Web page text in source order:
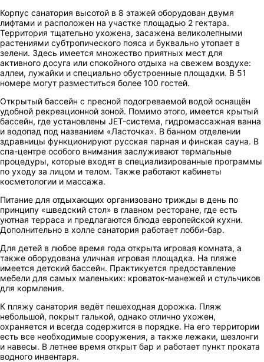
Корпус санатория высотой в 8 этажей оборудован двумя
лифтами и расположен на участке площадью 2 гектара.
Территория тщательно ухожена, засажена великолепными
растениями субтропического пояса и буквально утопает в
зелени. Здесь имеется множество приятных мест для
активного досуга или спокойного отдыха на свежем воздухе:
аллеи, лужайки и специально обустроенные площадки. В 51
номере могут разместиться более 100 гостей.
Открытый бассейн с пресной подогреваемой водой оснащён
удобной рекреационной зоной. Помимо этого, имеется крытый
бассейн, где установлены JET-система, гидромассажная ванна
и водопад под названием «Ласточка». В банном отделении
здравницы функционируют русская парная и финская сауна. В
спа-центре особого внимания заслуживают термальные
процедуры, которые входят в специализированные программы
по уходу за лицом и телом. Также работают кабинеты
косметологии и массажа.
Питание для отдыхающих организовано трижды в день по
принципу «шведский стол» в главном ресторане, где есть
уютная терраса и предлагаются блюда европейской кухни.
Дополнительно в холле санатория работает лобби-бар.
Для детей в любое время года открыта игровая комната, а
также оборудована уличная игровая площадка. На пляже
имеется детский бассейн. Практикуется предоставление
мебели для самых маленьких: кроваток-манежей и стульчиков
для кормления.
К пляжу санатория ведёт пешеходная дорожка. Пляж
небольшой, покрыт галькой, однако отлично ухожен,
охраняется и всегда содержится в порядке. На его территории
есть все необходимые сооружения, а также лежаки, шезлонги
и навесы. В летнее время открыт бар и работает пункт проката
водного инвентаря.